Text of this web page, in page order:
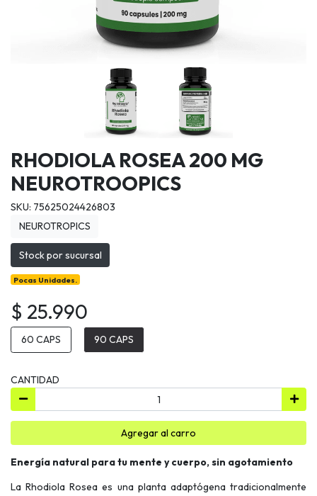
RHODIOLA ROSEA 200 MG
NEUROTROOPICS
SKU: 75625024426803
NEUROTROPICS
Stock por sucursal
Pocas Unidades.
$ 25.990
60 CAPS 90 CAPS
CANTIDAD
Agregar al carro
Energía natural para tu mente y cuerpo, sin agotamiento
La Rhodiola Rosea es una planta adaptógena tradicionalmente